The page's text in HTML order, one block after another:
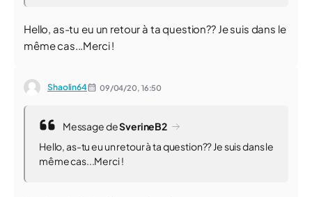
Hello, as-tu eu un retour à ta question?? Je suis dans le
même cas...Merci !
Shaolin64 09/04/20, 16:50
Message deSverineB2
Hello, as-tu eu un retour à ta question?? Je suis dans le
même cas...Merci !